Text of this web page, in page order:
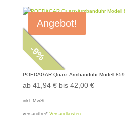
Angebot!
-
9
%
POEDAGAR Quarz-Armbanduhr Modell 859
ab 41,94 €bis 42,00 €
inkl. MwSt.
versandfrei* Versandkosten